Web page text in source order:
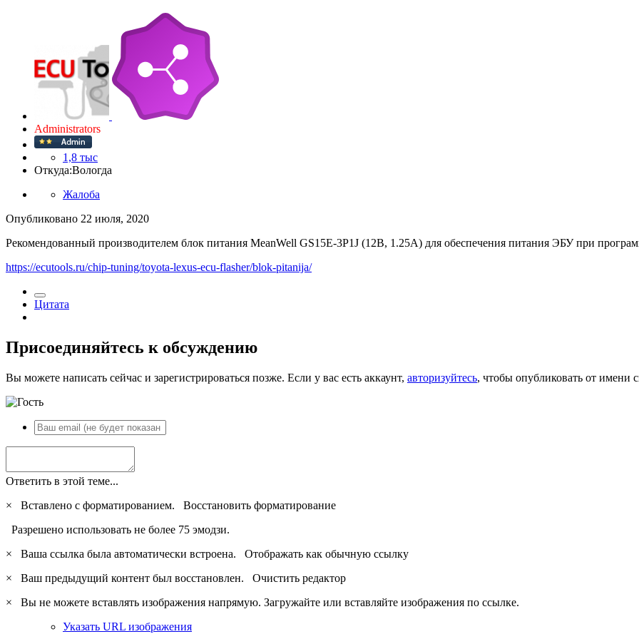
Administrators
1,8 тыс
Откуда:Вологда
Жалоба
Опубликовано 22 июля, 2020
Рекомендованный производителем блок питания MeanWell GS15E-3P1J (12В, 1.25А) для обеспечения питания ЭБУ при
https://ecutools.ru/chip-tuning/toyota-lexus-ecu-flasher/blok-pitanija/
Цитата
Присоединяйтесь к обсуждению
Вы можете написать сейчас и зарегистрироваться позже. Если у вас есть аккаунт, авторизуйтесь, чтобы опубликовать от имени
Ответить в этой теме...
×
Вставлено с форматированием. Восстановить форматирование
Разрешено использовать не более 75 эмодзи.
×
Ваша ссылка была автоматически встроена. Отображать как обычную ссылку
×
Ваш предыдущий контент был восстановлен. Очистить редактор
×
Вы не можете вставлять изображения напрямую. Загружайте или вставляйте изображения по ссылке.
Указать URL изображения